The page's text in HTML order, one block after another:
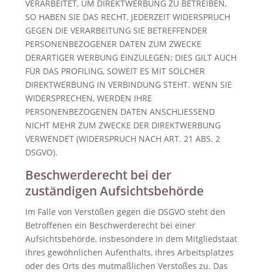
VERARBEITET, UM DIREKTWERBUNG ZU BETREIBEN,
SO HABEN SIE DAS RECHT, JEDERZEIT WIDERSPRUCH
GEGEN DIE VERARBEITUNG SIE BETREFFENDER
PERSONENBEZOGENER DATEN ZUM ZWECKE
DERARTIGER WERBUNG EINZULEGEN; DIES GILT AUCH
FÜR DAS PROFILING, SOWEIT ES MIT SOLCHER
DIREKTWERBUNG IN VERBINDUNG STEHT. WENN SIE
WIDERSPRECHEN, WERDEN IHRE
PERSONENBEZOGENEN DATEN ANSCHLIESSEND
NICHT MEHR ZUM ZWECKE DER DIREKTWERBUNG
VERWENDET (WIDERSPRUCH NACH ART. 21 ABS. 2
DSGVO).
Beschwerde­recht bei der
zuständigen Aufsichts­behörde
Im Falle von Verstößen gegen die DSGVO steht den
Betroffenen ein Beschwerderecht bei einer
Aufsichtsbehörde, insbesondere in dem Mitgliedstaat
ihres gewöhnlichen Aufenthalts, ihres Arbeitsplatzes
oder des Orts des mutmaßlichen Verstoßes zu. Das